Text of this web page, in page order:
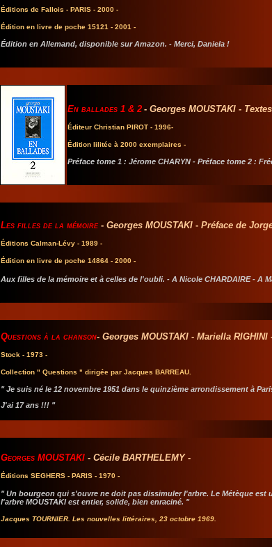
Éditions de Fallois - PARIS - 2000 -
Édition en livre de poche 15121 - 2001 -
Édition en Allemand, disponible sur Amazon. - Merci, Daniela !
En ballades 1 & 2 - Georges MOUSTAKI -
Éditeur Christian PIROT - 1996-
Édition lilitée à 2000 exemplaires -
Préface tome 1 : Jérome CHARYN - Préface tome 2 :
Les filles de la mémoire - Georges MOUSTAKI - Préface de
Éditions Calman-Lévy - 1989 -
Édition en livre de poche 14864 - 2000 -
Aux filles de la mémoire et à celles de l'oubli. - A Nicole CHARDAIRE - A
Questions à la chanson- Georges MOUSTAKI - Mariella RIGHINI
Stock - 1973 -
Collection " Questions " dirigée par Jacques BARREAU.
" Je suis né le 12 novembre 1951 dans le quinzième arrondissement à
J'ai 17 ans !!! "
Georges MOUSTAKI - Cécile BARTHELEMY-
Éditions SEGHERS - PARIS - 1970 -
" Un bourgeon qui s'ouvre ne doit pas dissimuler l'arbre. Le Métèque est
l'arbre MOUSTAKIest entier, solide, bien enraciné. "
Jacques TOURNIER. Les nouvelles littéraires, 23 octobre 1969.